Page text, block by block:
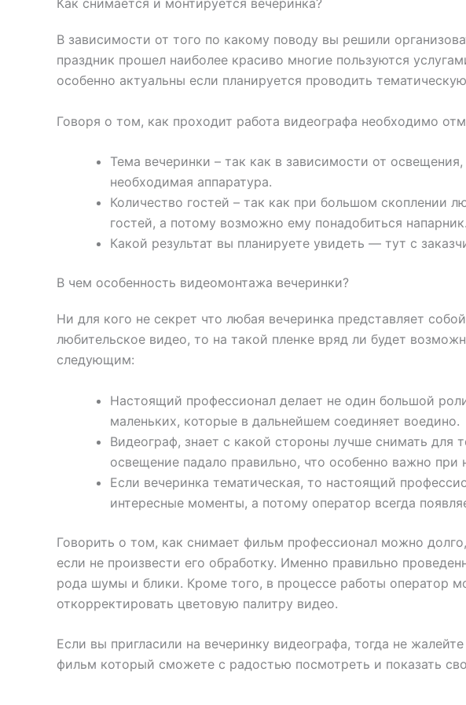
Как снимается и монтируется вечеринка?
В зависимости от того по какому поводу вы решили
праздник прошел наиболее красиво многие пользуются
особенно актуальны если планируется проводить
Говоря о том, как проходит работа видеографа необходимо
Тема вечеринки – так как в зависимости от
необходимая аппаратура.
Количество гостей – так как при большом скоплении
гостей, а потому возможно ему понадобиться напарник.
Какой результат вы планируете увидеть — тут с
В чем особенность видеомонтажа вечеринки?
Ни для кого не секрет что любая вечеринка представляет
любительское видео, то на такой пленке вряд ли будет
следующим:
Настоящий профессионал делает не один большой
маленьких, которые в дальнейшем соединяет воедино.
Видеограф, знает с какой стороны лучше снимать для
освещение падало правильно, что особенно важно при
Если вечеринка тематическая, то настоящий
интересные моменты, а потому оператор всегда
Говорить о том, как снимает фильм профессионал можно
если не произвести его обработку. Именно правильно
рода шумы и блики. Кроме того, в процессе работы оператор
откорректировать цветовую палитру видео.
Если вы пригласили на вечеринку видеографа, тогда не
фильм который сможете с радостью посмотреть и показать